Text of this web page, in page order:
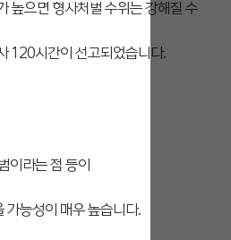
높으면 형사처벌 수위는 강해질 수
120시간이 선고되었습니다.
이라는 점 등이
가능성이 매우 높습니다.